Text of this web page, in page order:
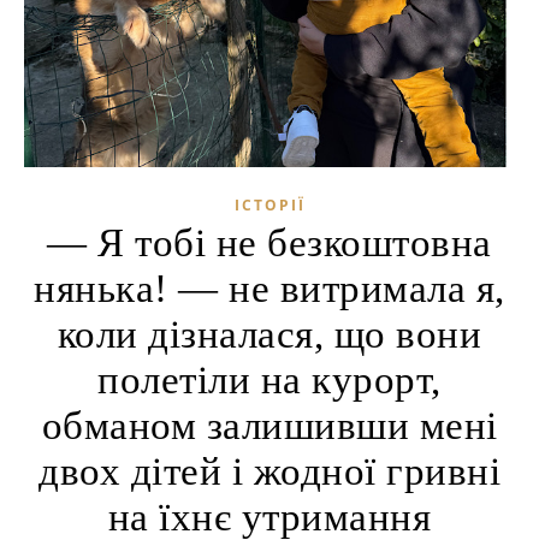
ІСТОРІЇ
— Я тобі не безкоштовна
нянька! — не витримала я,
коли дізналася, що вони
полетіли на курорт,
обманом залишивши мені
двох дітей і жодної гривні
на їхнє утримання